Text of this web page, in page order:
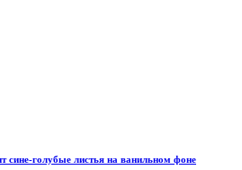
сине-голубые листья на ванильном фоне